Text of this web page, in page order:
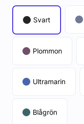
Svart
Plommon
Ultramarin
Blågrön